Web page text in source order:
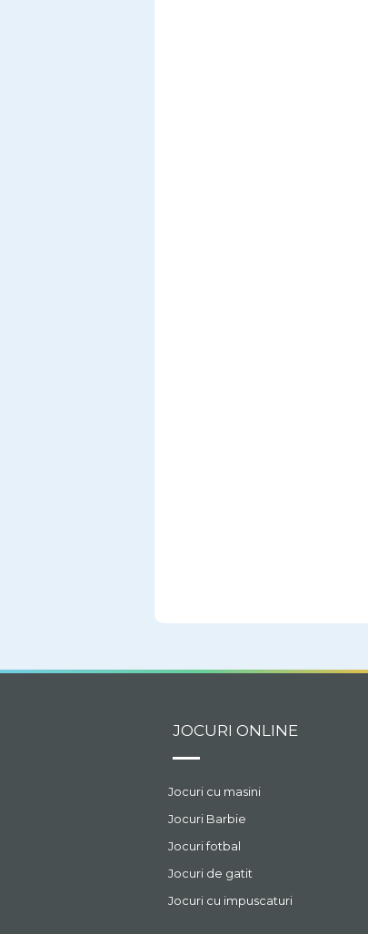
JOCURI ONLINE
Jocuri cu masini
Jocuri Barbie
Jocuri fotbal
Jocuri de gatit
Jocuri cu impuscaturi